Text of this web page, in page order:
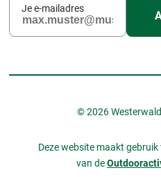
Je e-mailadres
© 2026
Deze website maakt
van de